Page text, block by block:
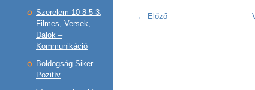
← Előző
Szerelem 10 8 5 3,
Filmes, Versek,
Dalok –
Kommunikáció
Boldogság Siker
Pozitív